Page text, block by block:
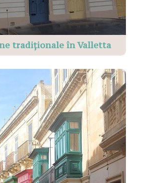
tradiționale în Valletta